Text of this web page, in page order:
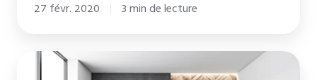
27 févr. 2020 3 min de lecture
Chromecast